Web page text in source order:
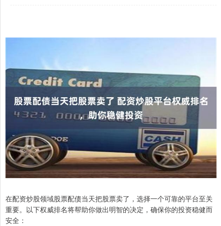
在配资炒股领域股票配债当天把股票卖了，选择一个可靠的平台至关
重要。以下权威排名将帮助你做出明智的决定，确保你的投资稳健而
安全：